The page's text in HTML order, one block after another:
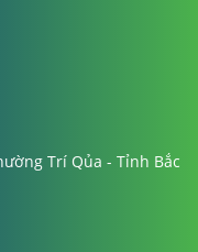
Trí Qủa - Tỉnh Bắc